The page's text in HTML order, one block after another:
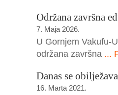
Održana završna
7. Maja 2026.
U Gornjem Vakufu-
održana završna ...
Danas se
16. Marta 2021.